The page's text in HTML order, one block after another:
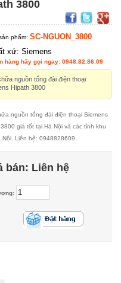
3800
phẩm:SC-NGUON_3800
xứ: Siemens
hàng hãy gọi ngay: 0948.82.86.09
nguồn tổng đài điện thoại
Hipath 3800
nguồn tổng đài điện thoại Siemens
giá tốt tại Hà Nội và các tỉnh khu
Nội. Liên hệ: 0948828609
bán: Liên hệ